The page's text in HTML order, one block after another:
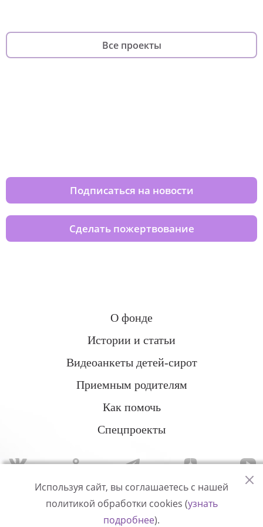
Все проекты
Подписаться на новости
Сделать пожертвование
О фонде
Истории и статьи
Видеоанкеты детей-сирот
Приемным родителям
Как помочь
Спецпроекты
Политика конфиденциальности
Используя сайт, вы соглашаетесь с нашей
политикой обработки cookies (узнать
подробнее).